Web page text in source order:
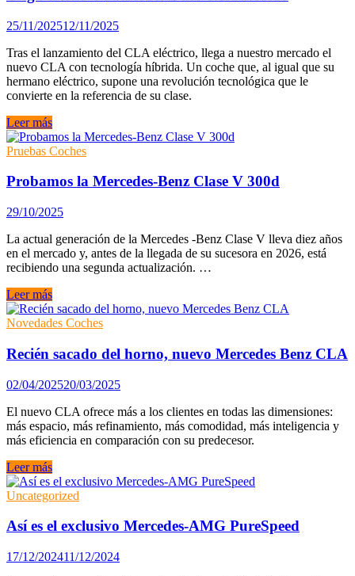
eléctrico
llega
a
España
25/11/202512/11/2025
Tras el lanzamiento del CLA eléctrico, llega a nuestro mercado el
nuevo CLA con tecnología híbrida. Un coche que, al igual que su
hermano eléctrico, supone una revolución tecnológica que le
convierte en la referencia de su clase.
Llega
el
nuevo
Benz
hibrido
Leer más
Pruebas Coches
Probamos la Mercedes-Benz Clase V 300d
29/10/2025
La actual generación de la Mercedes -Benz Clase V lleva diez años
en el mercado y, antes de la llegada de su sucesora en 2026, está
recibiendo una segunda actualización. …
Probamos
la
Mercedes-
Clase
V
300d
Leer más
Novedades Coches
Recién sacado del horno, nuevo Mercedes Benz CLA
02/04/202520/03/2025
El nuevo CLA ofrece más a los clientes en todas las dimensiones:
más espacio, más refinamiento, más comodidad, más inteligencia y
más eficiencia en comparación con su predecesor.
Recién
sacado
del
nuevo
Benz
CLA
Leer más
Uncategorized
Así es el exclusivo Mercedes-AMG PureSpeed
17/12/202411/12/2024